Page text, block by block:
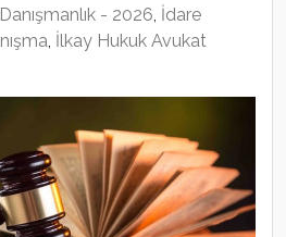
- 2026, İdare
, İlkay Hukuk Avukat